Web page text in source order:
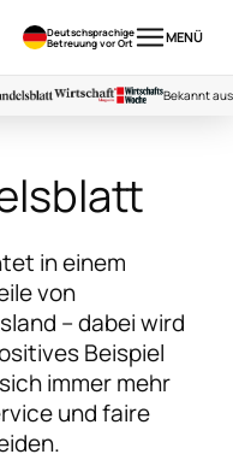
Deutschsprachige
Betreuung vor Ort
MENÜ
Bekannt aus:
in einem
von
– dabei wird
Beispiel
immer mehr
und faire